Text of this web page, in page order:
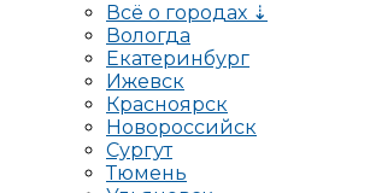
Всё о городах ⇣
Вологда
Екатеринбург
Ижевск
Красноярск
Новороссийск
Сургут
Тюмень